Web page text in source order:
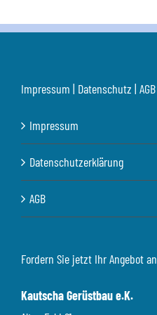
Impressum | Datenschutz | AGB
Impressum
Datenschutzerklärung
AGB
Fordern Sie jetzt Ihr Angebot an
Kautscha Gerüstbau e.K.